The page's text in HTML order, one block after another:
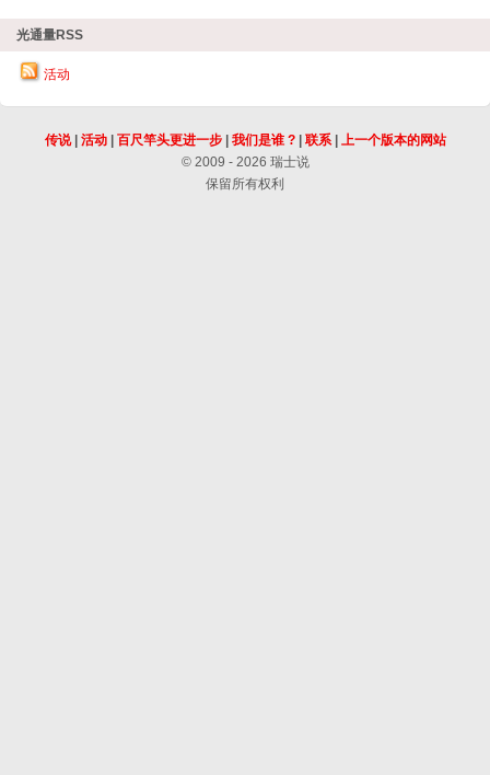
光通量RSS
活动
传说| 活动| 百尺竿头更进一步| 我们是谁 ?| 联系| 上一个版本的网站
© 2009 - 2026 瑞士说
保留所有权利